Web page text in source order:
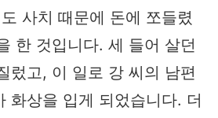
사치 때문에 돈에 쪼들렸
한 것입니다. 세 들어 살던
렀고, 이 일로 강 씨의 남편
화상을 입게 되었습니다. 더